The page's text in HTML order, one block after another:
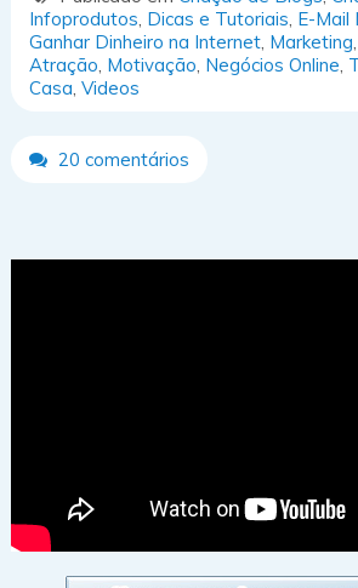
Infoprodutos Dicas e Tutoriais E-Mail
Ganhar Dinheiro na Internet, Marketing
Atração Motivação Negócios Online
Casa Videos
20 comentários